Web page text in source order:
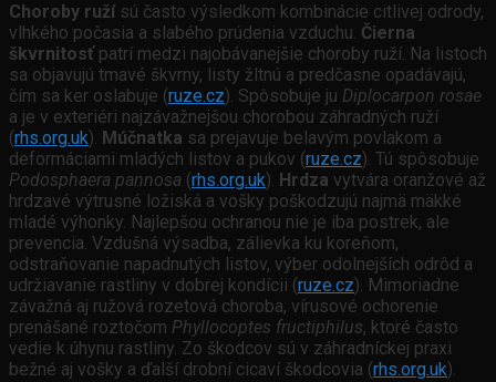
Choroby ružísú často výsledkom kombinácie citlivej odrody,
vlhkého počasia a slabého prúdenia vzduchu. Čierna
škvrnitosť patrí medzi najobávanejšie choroby ruží. Na listoch
sa objavujú tmavé škvrny, listy žltnú a predčasne opadávajú,
čím sa ker oslabuje (ruze.cz). Spôsobuje ju Diplocarpon rosae
a je v exteriéri najzávažnejšou chorobou záhradných ruží
(rhs.org.uk). Múčnatka sa prejavuje belavým povlakom a
deformáciami mladých listov a pukov (ruze.cz). Tú spôsobuje
Podosphaera pannosa (rhs.org.uk). Hrdza vytvára oranžové až
hrdzavé výtrusné ložiská a vošky poškodzujú najmä mäkké
mladé výhonky. Najlepšou ochranou nie je iba postrek, ale
prevencia. Vzdušná výsadba, zálievka ku koreňom,
odstraňovanie napadnutých listov, výber odolnejších odrôd a
udržiavanie rastliny v dobrej kondícii (ruze.cz). Mimoriadne
závažná aj ružová rozetová choroba, vírusové ochorenie
prenášané roztočom Phyllocoptes fructiphilus, ktoré často
vedie k úhynu rastliny. Zo škodcov sú v záhradníckej praxi
bežné aj vošky a ďalší drobní cicaví škodcovia (rhs.org.uk).